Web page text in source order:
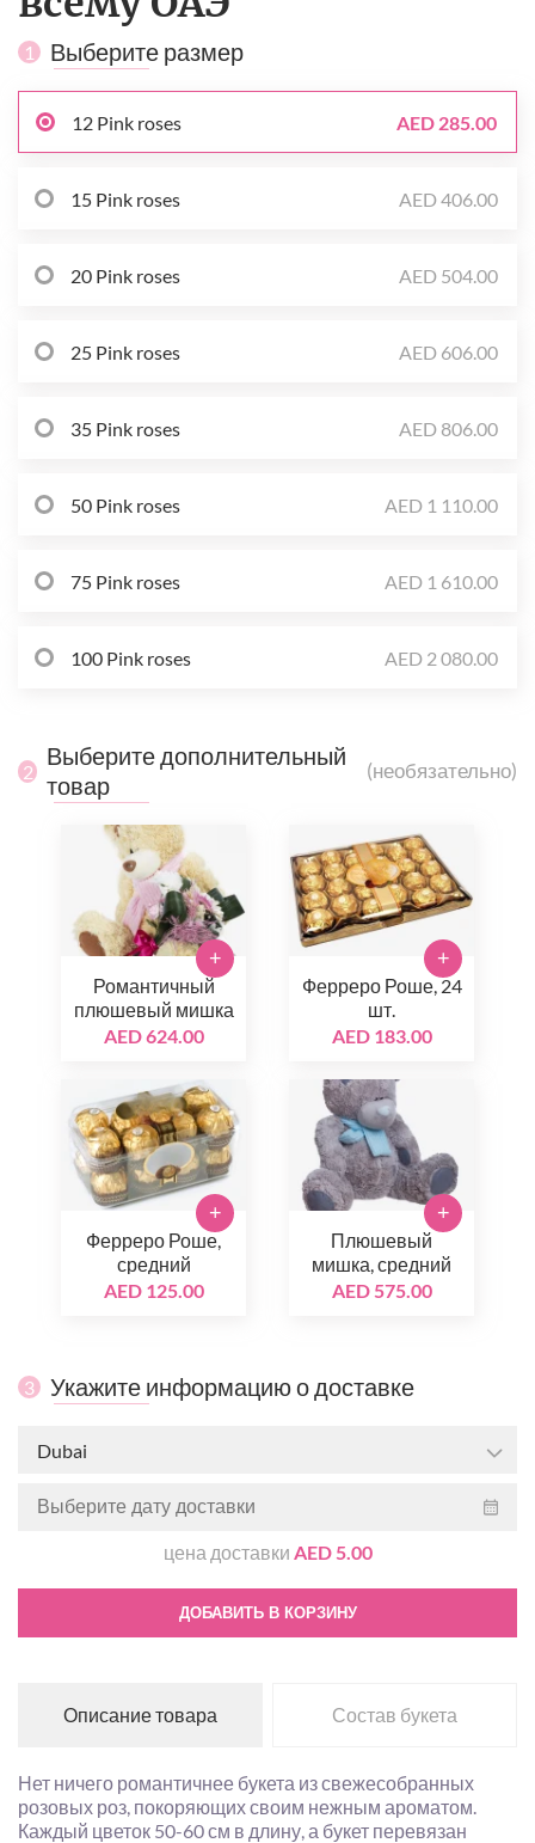
1 Выберите размер
12 Pink roses AED 285.00
15 Pink roses AED 406.00
20 Pink roses AED 504.00
25 Pink roses AED 606.00
35 Pink roses AED 806.00
50 Pink roses AED 1 110.00
75 Pink roses AED 1 610.00
100 Pink roses AED 2 080.00
2
Выберите дополнительный
товар
(необязательно)
Романтичный
плюшевый мишка
AED 624.00
+
Ферреро Роше, 24
шт.
AED 183.00
+
Ферреро Роше,
средний
AED 125.00
+
Плюшевый
мишка, средний
AED 575.00
+
3 Укажите информацию о доставке
Dubai
цена доставки AED 5.00
ДОБАВИТЬ В КОРЗИНУ
Описание товара Состав букета
Нет ничего романтичнее букета из свежесобранных
розовых роз, покоряющих своим нежным ароматом.
Каждый цветок 50-60 см в длину, а букет перевязан